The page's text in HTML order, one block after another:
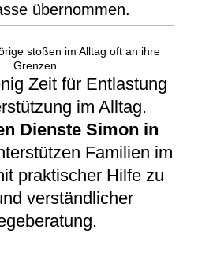
übernommen.
stoßen im Alltag oft an ihre
Grenzen.
Zeit für Entlastung
im Alltag.
Dienste Simon in
Familien im
praktischer Hilfe zu
verständlicher